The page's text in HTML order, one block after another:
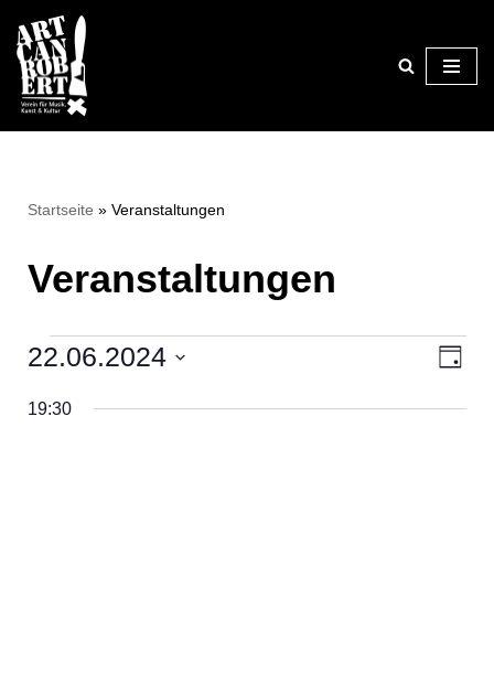
Zum
Inhalt
springen
Startseite » Veranstaltungen
Veranstaltungen
Tag
22.06.2024
wählen.
19:30